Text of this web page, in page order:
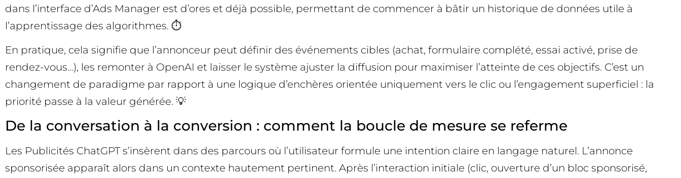
dans l’interface d’Ads Manager est d’ores et déjà possible, permettant de commencer à bâtir un historique de données utile à
l’apprentissage des algorithmes. ⏱️
En pratique, cela signifie que l’annonceur peut définir des événements cibles (achat, formulaire complété, essai activé, prise de
rendez-vous…), les remonter à OpenAI et laisser le système ajuster la diffusion pour maximiser l’atteinte de ces objectifs. C’est un
changement de paradigme par rapport à une logique d’enchères orientée uniquement vers le clic ou l’engagement superficiel : la
priorité passe à la valeur générée. 💡
De la conversation à la conversion : comment la boucle de mesure se referme
Les Publicités ChatGPT s’insèrent dans des parcours où l’utilisateur formule une intention claire en langage naturel. L’annonce
sponsorisée apparaît alors dans un contexte hautement pertinent. Après l’interaction initiale (clic, ouverture d’un bloc sponsorisé,